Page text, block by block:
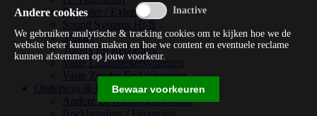
Repeater / Extender
Sound Systems Hi-fi
Splitter
Tuners En Recorders
Vaste Luidsprekersystemen
Vaste Zender En Ontvanger
Onderwijs & Recreatie
Andere Beveiligingssoftware
Andere cookies
We gebruiken analytische & tracking cookies om te kijken hoe we de
website beter kunnen maken en hoe we content en eventuele reclame
kunnen afstemmen op jouw voorkeur.
Bewaar voorkeuren